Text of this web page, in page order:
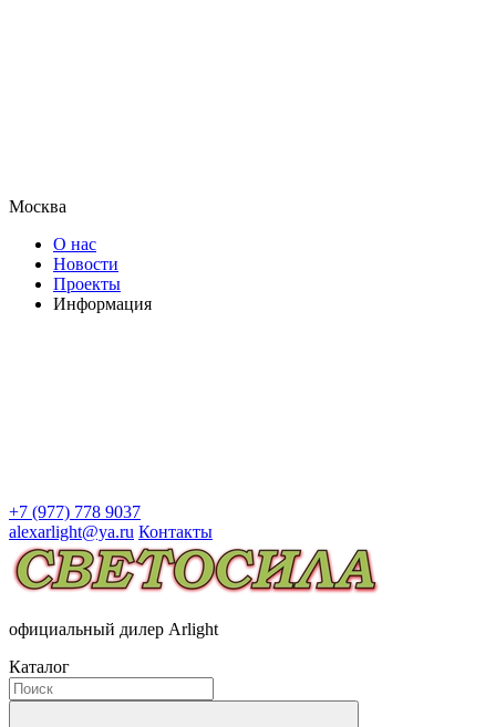
Москва
О нас
Новости
Проекты
Информация
+7 (977) 778 9037
alexarlight@ya.ru Контакты
официальный дилер Arlight
Каталог